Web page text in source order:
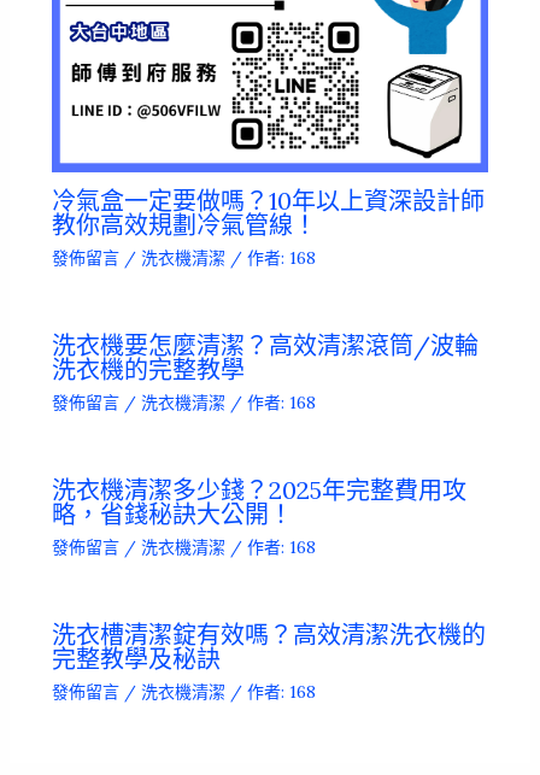
冷氣盒一定要做嗎？10年以上資深設計師
教你高效規劃冷氣管線！
發佈留言 / 洗衣機清潔 / 作者: 168
洗衣機要怎麼清潔？高效清潔滾筒/波輪
洗衣機的完整教學
發佈留言 / 洗衣機清潔 / 作者: 168
洗衣機清潔多少錢？2025年完整費用攻
略，省錢秘訣大公開！
發佈留言 / 洗衣機清潔 / 作者: 168
洗衣槽清潔錠有效嗎？高效清潔洗衣機的
完整教學及秘訣
發佈留言 / 洗衣機清潔 / 作者: 168